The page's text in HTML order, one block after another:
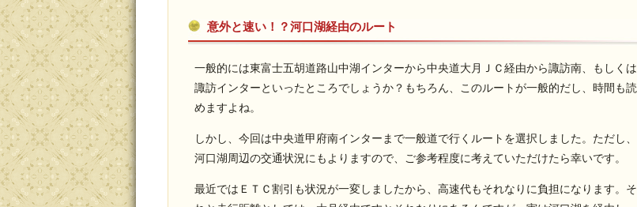
意外と速い！？河口湖経由のルート
一般的には東富士五胡道路山中湖インターから中央道大月ＪＣ経由から諏訪南、もしくは
諏訪インターといったところでしょうか？もちろん、このルートが一般的だし、時間も読
めますよね。
しかし、今回は中央道甲府南インターまで一般道で行くルートを選択しました。ただし、
河口湖周辺の交通状況にもよりますので、ご参考程度に考えていただけたら幸いです。
最近ではＥＴＣ割引も状況が一変しましたから、高速代もそれなりに負担になります。そ